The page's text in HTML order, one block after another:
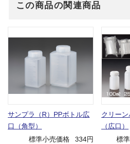
この商品の関連商品
サンプラ（R）PPボトル広
口（角型）
標準小売価格
334円
クリー
（広口）
標